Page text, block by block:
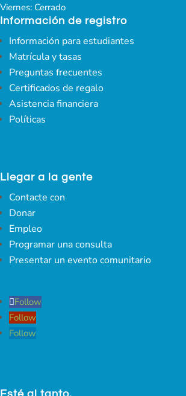
Viernes: Cerrado
Información de registro
Información para estudiantes
Matrícula y tasas
Preguntas frecuentes
Certificados de regalo
Asistencia financiera
Políticas
Llegar a la gente
Contacte con
Donar
Empleo
Programar una consulta
Presentar un evento comunitario
Follow
Follow
Follow
Esté al tanto.